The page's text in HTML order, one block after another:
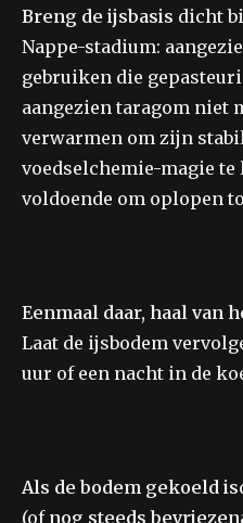
Breng de ijsbasis dicht
Nappe-stadium:
gebruiken die
aangezien taragom niet
verwarmen om zijn
voedselchemie-magie
voldoende om oplopen
Eenmaal daar, haal van
Laat de ijsbodem
uur of een nacht in de
Als de bodem gekoeld is
(of nog steeds bevriezen